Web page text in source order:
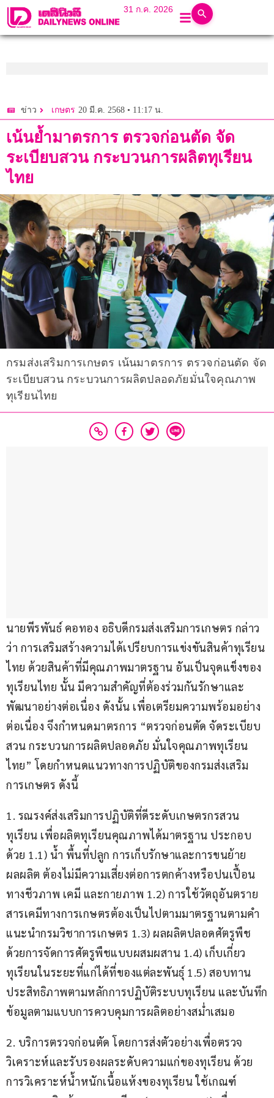
31 ก.ค. 2026
ข่าว เกษตร 20 มี.ค. 2568 • 11:17 น.
เน้นย้ำมาตรการ ตรวจก่อนตัด จัด
ระเบียบสวน กระบวนการผลิตทุเรียน
ไทย
กรมส่งเสริมการเกษตร เน้นมาตรการ ตรวจก่อนตัด จัด
ระเบียบสวน กระบวนการผลิตปลอดภัยมั่นใจคุณภาพ
ทุเรียนไทย
นายพีรพันธ์ คอทอง อธิบดีกรมส่งเสริมการเกษตร กล่าว
ว่า การเสริมสร้างความได้เปรียบการแข่งขันสินค้าทุเรียน
ไทย ด้วยสินค้าที่มีคุณภาพมาตรฐาน อันเป็นจุดแข็งของ
ทุเรียนไทย นั้น มีความสำคัญที่ต้องร่วมกันรักษาและ
พัฒนาอย่างต่อเนื่อง ดังนั้น เพื่อเตรียมความพร้อมอย่าง
ต่อเนื่อง จึงกำหนดมาตรการ “ตรวจก่อนตัด จัดระเบียบ
สวน กระบวนการผลิตปลอดภัย มั่นใจคุณภาพทุเรียน
ไทย” โดยกำหนดแนวทางการปฏิบัติของกรมส่งเสริม
การเกษตร ดังนี้
1. รณรงค์ส่งเสริมการปฏิบัติที่ดีระดับเกษตรกรสวน
ทุเรียน เพื่อผลิตทุเรียนคุณภาพได้มาตรฐาน ประกอบ
ด้วย 1.1) น้ำ พื้นที่ปลูก การเก็บรักษาและการขนย้าย
ผลผลิต ต้องไม่มีความเสี่ยงต่อการตกค้างหรือปนเปื้อน
ทางชีวภาพ เคมี และกายภาพ 1.2) การใช้วัตถุอันตราย
สารเคมีทางการเกษตรต้องเป็นไปตามมาตรฐานตามคำ
แนะนำกรมวิชาการเกษตร 1.3) ผลผลิตปลอดศัตรูพืช
ด้วยการจัดการศัตรูพืชแบบผสมผสาน 1.4) เก็บเกี่ยว
ทุเรียนในระยะที่แก่ได้ที่ของแต่ละพันธุ์ 1.5) สอบทาน
ประสิทธิภาพตามหลักการปฏิบัติระบบทุเรียน และบันทึก
ข้อมูลตามแบบการควบคุมการผลิตอย่างสม่ำเสมอ
2. บริการตรวจก่อนตัด โดยการส่งตัวอย่างเพื่อตรวจ
วิเคราะห์และรับรองผลระดับความแก่ของทุเรียน ด้วย
การวิเคราะห์น้ำหนักเนื้อแห้งของทุเรียน ใช้เกณฑ์